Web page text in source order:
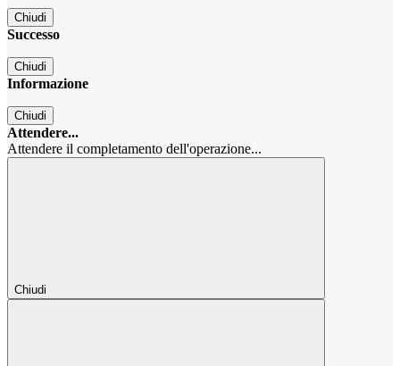
Chiudi
Successo
Chiudi
Informazione
Chiudi
Attendere...
Attendere il completamento dell'operazione...
Chiudi